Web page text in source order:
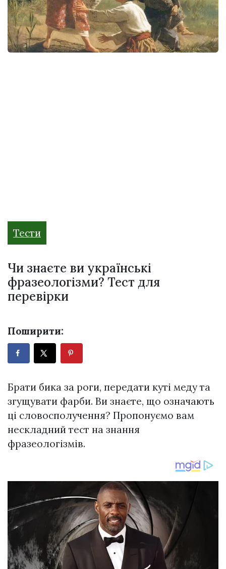
Тести
Чи знаєте ви українські
фразеологізми? Тест для
перевірки
Поширити:
Брати бика за роги, передати куті меду та
згущувати фарби. Ви знаєте, що означають
ці словосполучення? Пропонуємо вам
нескладний тест на знання
фразеологізмів.